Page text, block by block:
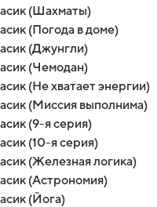
(Шахматы)
(Погода в доме)
(Джунгли)
(Чемодан)
(Не хватает энергии)
(Миссия выполнима)
(9-я серия)
(10-я серия)
(Железная логика)
(Астрономия)
(Йога)